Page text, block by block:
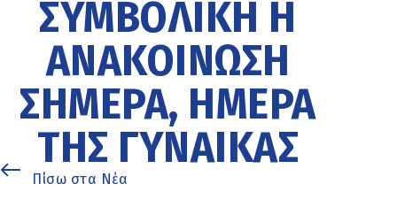
ΣΥΜΒΟΛΙΚΉ Η
ΑΝΑΚΟΊΝΩΣΗ
ΣΉΜΕΡΑ, ΗΜΈΡΑ
ΤΗΣ ΓΥΝΑΊΚΑΣ
Πίσω στα Νέα